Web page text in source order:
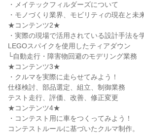
・メイテックフィルダーズについて
・モノづくり業界、モビリティの現在と未
★コンテンツ2★
・実際の現場で活用されている設計手法を
LEGOスパイクを使用したティアダウン
└自動走行・障害物回避のモデリング業務
★コンテンツ3★
・クルマを実際に走らせてみよう！
仕様検討、部品選定、組立、制御業務
テスト走行、評価、改善、修正変更
★コンテンツ4★
・コンテスト用に車をつくってみよう！
コンテストルールに基づいたクルマ制作。